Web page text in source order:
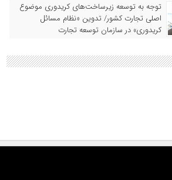
توجه به توسعه زیرساخت‌های کریدوری موضوع
اصلی تجارت کشور/ تدوین «نظام مسائل
کریدوری» در سازمان توسعه تجارت